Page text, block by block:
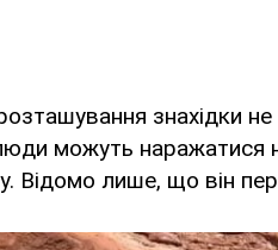
знахідки
можуть наражатися
Відомо лише, що він